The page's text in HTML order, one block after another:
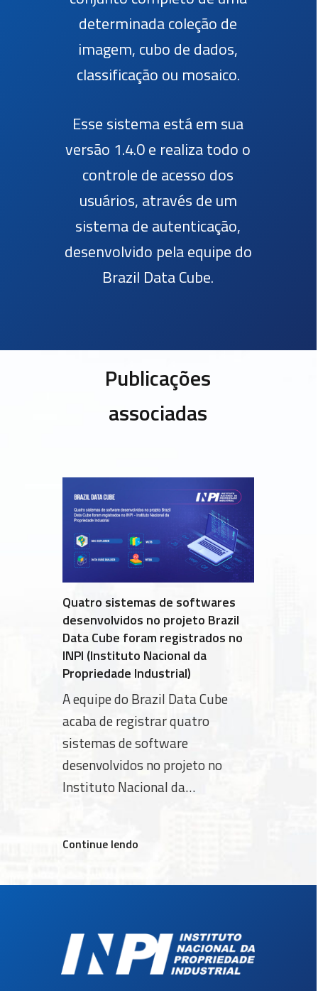
determinada coleção de
imagem, cubo de dados,
classificação ou mosaico.
Esse sistema está em sua
versão 1.4.0 e realiza todo o
controle de acesso dos
usuários, através de um
sistema de autenticação,
desenvolvido pela equipe do
Brazil Data Cube.
Publicações
associadas
Quatro sistemas de softwares
desenvolvidos no projeto Brazil
Data Cube foram registrados no
INPI (Instituto Nacional da
Propriedade Industrial)
A equipe do Brazil Data Cube
acaba de registrar quatro
sistemas de software
desenvolvidos no projeto no
Instituto Nacional da
computacionais registrados no
sistemas registrados foram: (1)
Web Time Series Service (WTSS):
Continue lendo“Quatro
no
projeto
Brazil